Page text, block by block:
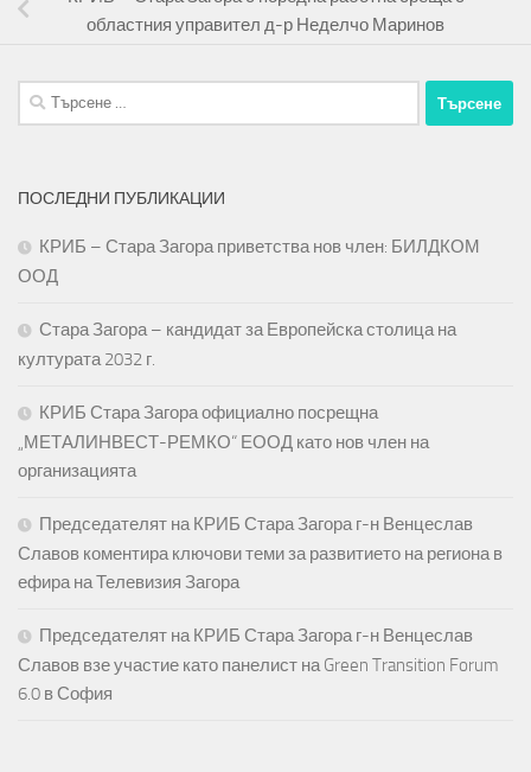
областния управител д-р Неделчо Маринов
Търсене
за:
ПОСЛЕДНИ ПУБЛИКАЦИИ
КРИБ – Стара Загора приветства нов член: БИЛДКОМ
ООД
Стара Загора – кандидат за Европейска столица на
културата 2032 г.
КРИБ Стара Загора официално посрещна
„МЕТАЛИНВЕСТ-РЕМКО“ ЕООД като нов член на
организацията
Председателят на КРИБ Стара Загора г-н Венцеслав
Славов коментира ключови теми за развитието на региона в
ефира на Телевизия Загора
Председателят на КРИБ Стара Загора г-н Венцеслав
Славов взе участие като панелист на Green Transition Forum
6.0 в София